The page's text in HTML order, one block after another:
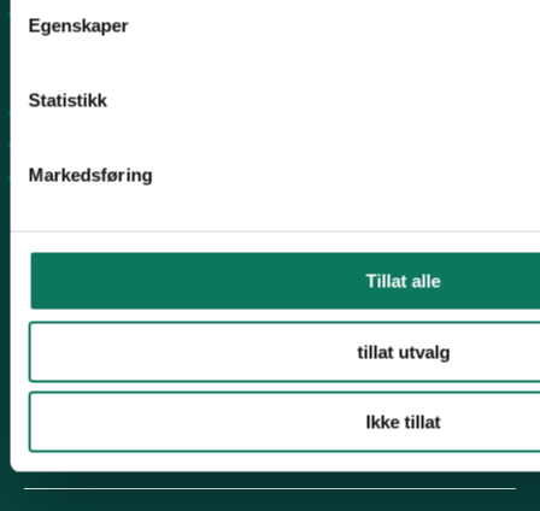
Egenskaper
Statistikk
Markedsføring
Tillat alle
tillat utvalg
Ikke tillat
Konto# 9365 15 88969
Arbeidsprogram
Slåttekurs